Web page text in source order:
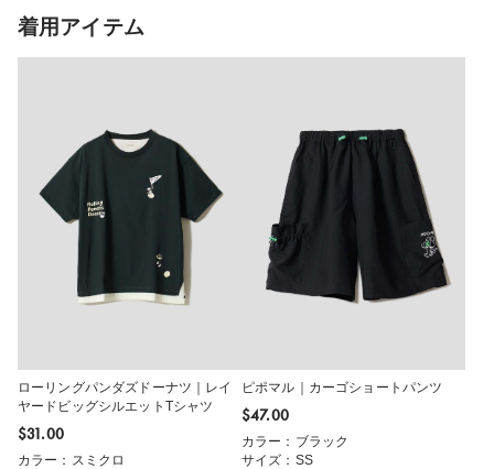
着用アイテム
ローリングパンダズドーナツ｜レイ
ヤードビッグシルエットTシャツ
$‌31.00
カラー：スミクロ
ピポマル｜カーゴショートパンツ
$‌47.00
カラー：ブラック
サイズ：SS